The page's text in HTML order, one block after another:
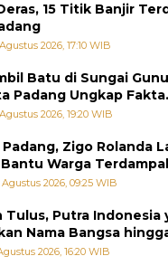
15 Titik Banjir
2026, 17:10 WIB
Batu di Sungai
Padang Ungkap Fakta
2026, 19:20 WIB
Zigo Rolanda
Warga
Agustus 2026, 09:25 WIB
Tulus, Putra Indonesia
Nama Bangsa
dalam Buku Jepang
2026, 16:20 WIB